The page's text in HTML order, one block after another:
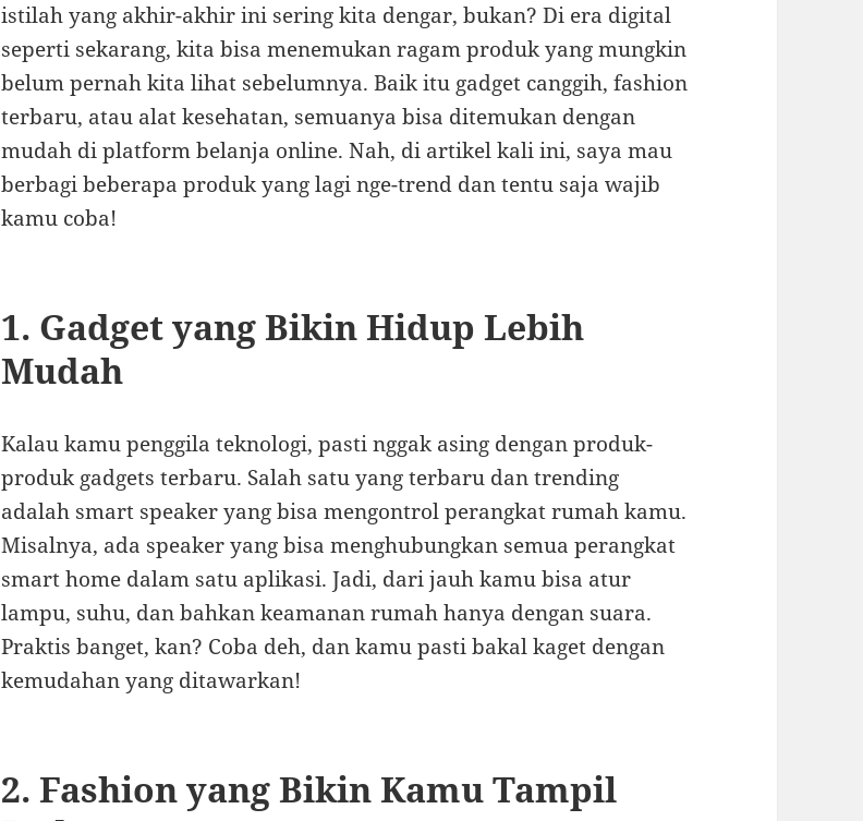
istilah yang akhir-akhir ini sering kita dengar, bukan? Di era digital
seperti sekarang, kita bisa menemukan ragam produk yang mungkin
belum pernah kita lihat sebelumnya. Baik itu gadget canggih, fashion
terbaru, atau alat kesehatan, semuanya bisa ditemukan dengan
mudah di platform belanja online. Nah, di artikel kali ini, saya mau
berbagi beberapa produk yang lagi nge-trend dan tentu saja wajib
kamu coba!
1. Gadget yang Bikin Hidup Lebih
Mudah
Kalau kamu penggila teknologi, pasti nggak asing dengan produk-
produk gadgets terbaru. Salah satu yang terbaru dan trending
adalah smart speaker yang bisa mengontrol perangkat rumah kamu.
Misalnya, ada speaker yang bisa menghubungkan semua perangkat
smart home dalam satu aplikasi. Jadi, dari jauh kamu bisa atur
lampu, suhu, dan bahkan keamanan rumah hanya dengan suara.
Praktis banget, kan? Coba deh, dan kamu pasti bakal kaget dengan
kemudahan yang ditawarkan!
2. Fashion yang Bikin Kamu Tampil